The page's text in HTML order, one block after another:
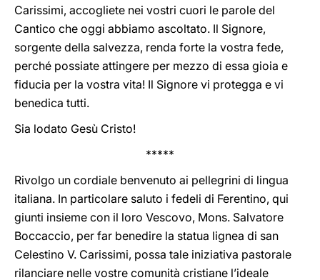
Carissimi, accogliete nei vostri cuori le parole del
Cantico che oggi abbiamo ascoltato. Il Signore,
sorgente della salvezza, renda forte la vostra fede,
perché possiate attingere per mezzo di essa gioia e
fiducia per la vostra vita! Il Signore vi protegga e vi
benedica tutti.
Sia lodato Gesù Cristo!
*****
Rivolgo un cordiale benvenuto ai pellegrini di lingua
italiana. In particolare saluto i fedeli di Ferentino, qui
giunti insieme con il loro Vescovo, Mons. Salvatore
Boccaccio, per far benedire la statua lignea di san
Celestino V. Carissimi, possa tale iniziativa pastorale
rilanciare nelle vostre comunità cristiane l’ideale